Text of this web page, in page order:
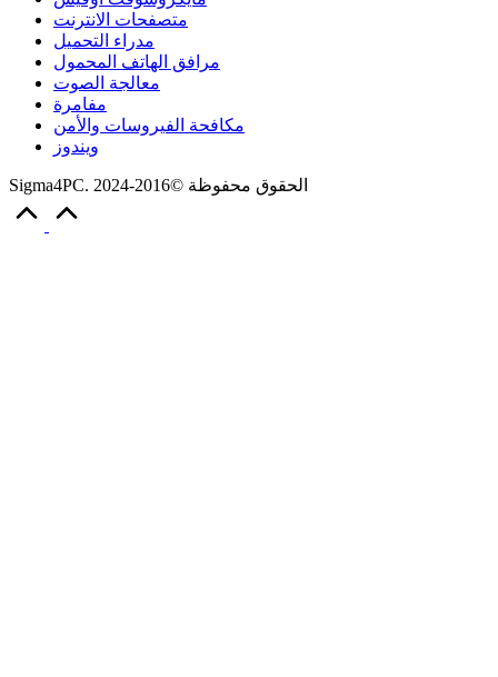
متصفحات الانترنت
مدراء التحميل
مرافق الهاتف المحمول
معالجة الصوت
مفامرة
مكافحة الفيروسات والأمن
ويندوز
Sigma4PC. الحقوق محفوظة ©2016-2024